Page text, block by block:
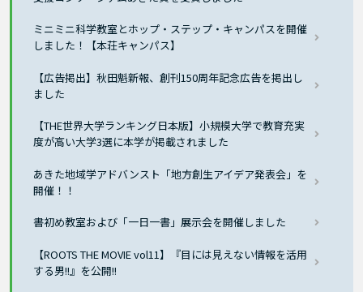
ミニミニ科学教室とホップ・ステップ・キャンパスを開催
しました！【本荘キャンパス】
【広告掲出】秋田魁新報、創刊150周年記念広告を掲出し
ました
【THE世界大学ランキング日本版】小規模大学で教育充実
度が高い大学3選に本学が掲載されました
あきた地域学アドバンスト「地方創生アイデア発表会」を
開催！！
書初め教室および「一日一書」展示会を開催しました
【ROOTS THE MOVIE vol11】『目には見えない情報を活用
する男!!』を公開!!